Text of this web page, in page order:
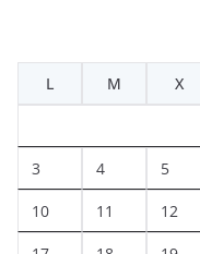
L
M X
3 4 5
10 11 12